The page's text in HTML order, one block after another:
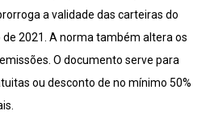
a validade das carteiras do
2021. A norma também altera os
O documento serve para
ou desconto de no mínimo 50%